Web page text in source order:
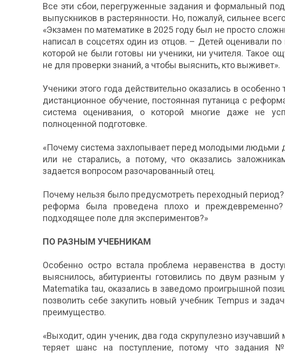
Все эти сбои, перегруженные задания и формальный
выпускников в растерянности. Но, пожалуй, сильнее
«Экзамен по математике в 2025 году был не просто
написал в соцсетях один из отцов. – Детей оценивали
которой не были готовы ни ученики, ни учителя. Такое
не для проверки знаний, а чтобы выяснить, кто выживет».
Ученики этого года действительно оказались в
дистанционное обучение, постоянная путаница с
система оценивания, о которой многие даже не
полноценной подготовке.
«Почему система захлопывает перед молодыми людьми
или не старались, а потому, что оказались
задается вопросом разочарованный отец.
Почему нельзя было предусмотреть переходный период?
реформа была проведена плохо и
подходящее поле для экспериментов?»
ПО РАЗНЫМ УЧЕБНИКАМ
Особенно остро встала проблема неравенства в
выяснилось, абитуриенты готовились по двум разным
Matematika tau, оказались в заведомо проигрышной
позволить себе закупить новый учебник Tempus и
преимущество.
«Выходит, один ученик, два года скрупулезно изучавший
теряет шанс на поступление, потому что